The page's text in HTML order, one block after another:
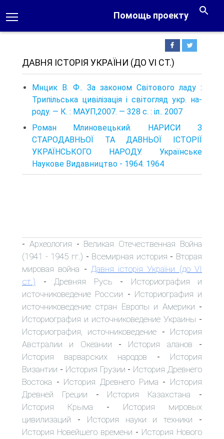
Помощь проекту
ДАВНЯ ІСТОРІЯ УКРАЇНИ (ДО VI СТ.)
Мнцик В. Ф.. За законом Світового ладу :
Трипільська цивілізація і світогляд укр. на­
роду. — К. : МАУП,2007. — 328 с. : іл.. 2007
Роман Млиновецький. НАРИСИ З
СТАРОДАВНЬОЇ ТА ДАВНЬОЇ ІСТОРІЇ
УКРАЇНСЬКОГО НАРОДУ. Українське
Наукове Видавництво - 1964. 1964
- Археология - Великая Отечественная Война
(1941 - 1945 гг.) - Всемирная история - Вторая
мировая война - Давня історія України (до VI
ст.) - Древняя Русь - Историография и
источниковедение России - Историография и
источниковедение стран Европы и Америки -
Историография и источниковедение Украины -
Историография, источниковедение - История
Австралии и Океании - История аланов -
История варварских народов - История
Византии - История Грузии - История Древнего
Востока - История Древнего Рима - История
Древней Греции - История Казахстана -
История Крыма - История мировых
цивилизаций - История науки и техники -
История Новейшего времени - История Нового